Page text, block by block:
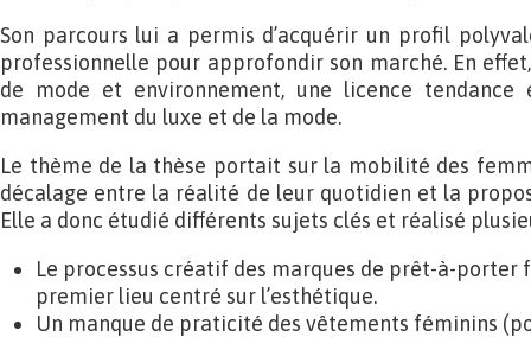
Son parcours lui a permis d’acquérir un profil
professionnelle pour approfondir son marché. En
de mode et environnement, une licence
management du luxe et de la mode.
Le thème de la thèse portait sur la mobilité des
décalage entre la réalité de leur quotidien et la
Elle a donc étudié différents sujets clés et réalisé
Le processus créatif des marques de prêt-à-porter
premier lieu centré sur l’esthétique.
Un manque de praticité des vêtements féminins